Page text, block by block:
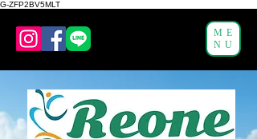
G-ZFP2BV5MLT
ME
NU